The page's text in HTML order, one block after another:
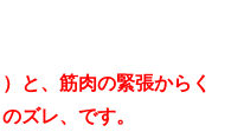
と、筋肉の緊張からく
ズレ、です。